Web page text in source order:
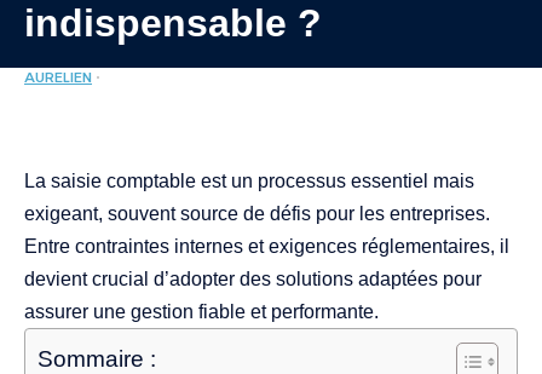
indispensable ?
AURELIEN
La saisie comptable est un processus essentiel mais
exigeant, souvent source de défis pour les entreprises.
Entre contraintes internes et exigences réglementaires, il
devient crucial d’adopter des solutions adaptées pour
assurer une gestion fiable et performante.
Sommaire :